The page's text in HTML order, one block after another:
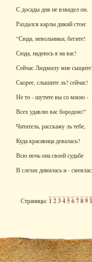
С досады дня не взвидел он.
Раздался карлы дикий стон:
"Сюда, невольники, бегите!
Сюда, надеюсь я на вас!
Сейчас Людмилу мне
Скорее, слышите ль? сейчас!
Не то - шутите вы со мною -
Всех удавлю вас бородою!"
Читатель, расскажу ль тебе,
Куда красавица девалась?
Всю ночь она своей судьбе
В слезах дивилась и -
Страницы:1 23456789